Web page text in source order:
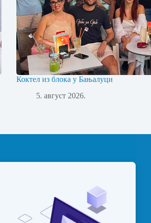
Коктел из блока у Бањалуци
5. август 2026.